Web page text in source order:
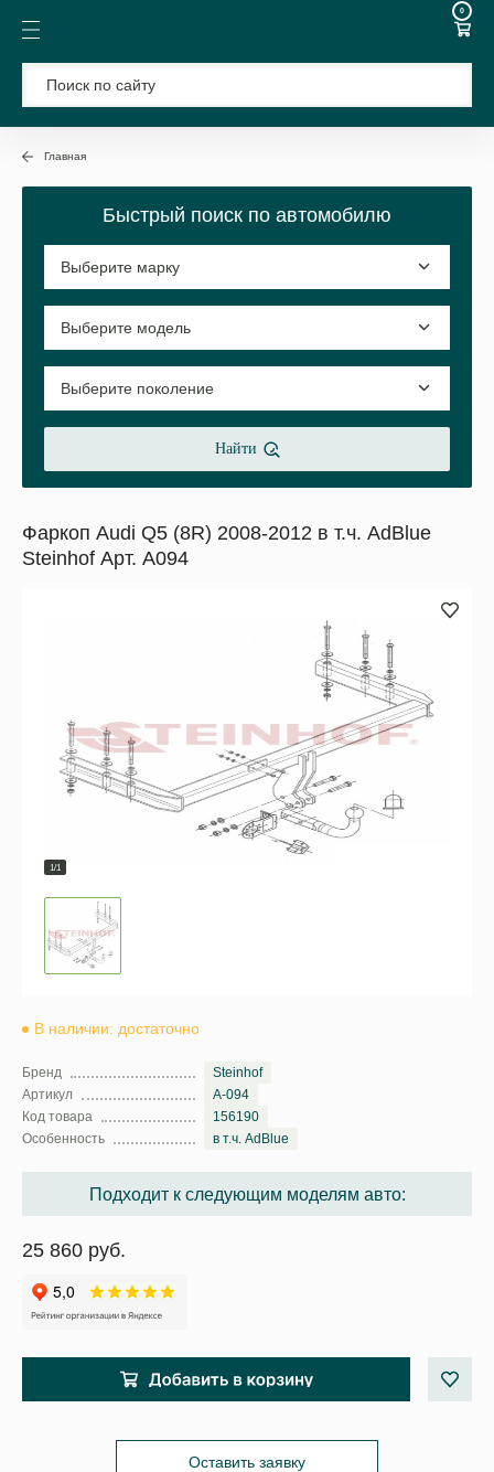
0
Главная
Быстрый поиск по автомобилю
Найти
Фаркоп Audi Q5 (8R) 2008-2012 в т.ч. AdBlue
Steinhof Арт. A094
1/1
В наличии: достаточно
Бренд
Steinhof
Артикул
A-094
Код товара
156190
Особенность
в т.ч. AdBlue
Подходит к следующим моделям авто:
25 860 руб.
Оставить заявку